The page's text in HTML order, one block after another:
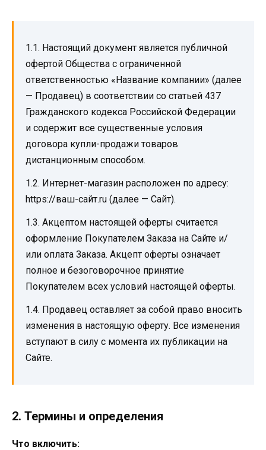
1.1. Настоящий документ является публичной
офертой Общества с ограниченной
ответственностью «Название компании» (далее
— Продавец) в соответствии со статьей 437
Гражданского кодекса Российской Федерации
и содержит все существенные условия
договора купли-продажи товаров
дистанционным способом.
1.2. Интернет-магазин расположен по адресу:
https://ваш-сайт.ru (далее — Сайт).
1.3. Акцептом настоящей оферты считается
оформление Покупателем Заказа на Сайте и/
или оплата Заказа. Акцепт оферты означает
полное и безоговорочное принятие
Покупателем всех условий настоящей оферты.
1.4. Продавец оставляет за собой право вносить
изменения в настоящую оферту. Все изменения
вступают в силу с момента их публикации на
Сайте.
2. Термины и определения
Что включить: